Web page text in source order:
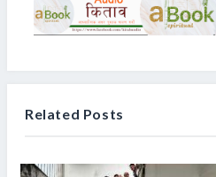
Related Posts